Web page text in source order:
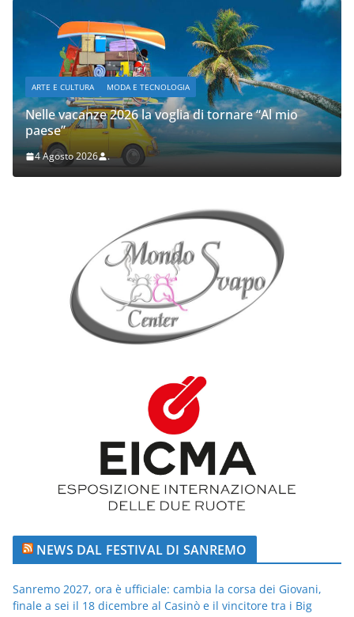
ARTE E CULTURA MODA E TECNOLOGIA
Nelle vacanze 2026 la voglia di tornare “Al mio
paese”
4 Agosto 2026 .
NEWS DAL FESTIVAL DI SANREMO
Sanremo 2027, ora è ufficiale: cambia la corsa dei Giovani,
finale a sei il 18 dicembre al Casinò e il vincitore tra i Big